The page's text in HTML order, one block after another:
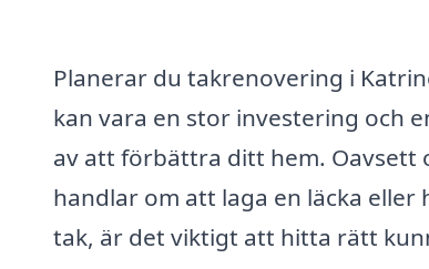
Planerar du takrenovering i
kan vara en stor investering och
av att förbättra ditt hem. Oavsett
handlar om att laga en läcka eller
tak, är det viktigt att hitta rätt